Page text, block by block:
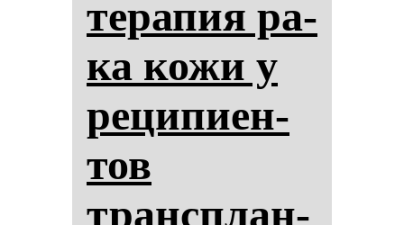
те­ра­пия ра­
ка ко­жи у
ре­ци­пи­ен­
тов
трансплан­